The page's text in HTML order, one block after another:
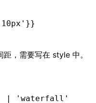
}}
距，需要写在 style 中。
| 'waterfall'